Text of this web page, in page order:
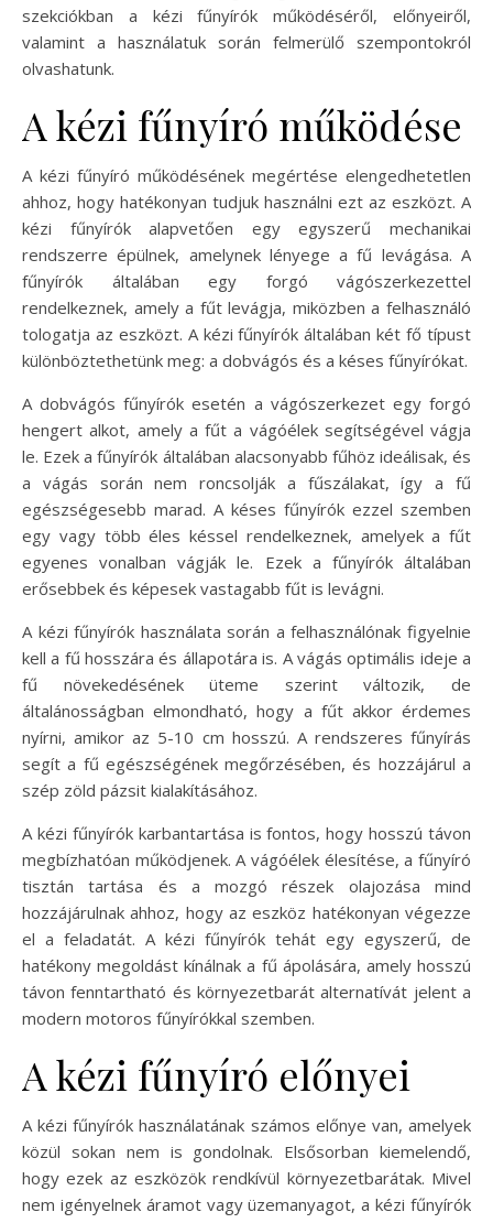
szekciókban a kézi fűnyírók működéséről, előnyeiről,
valamint a használatuk során felmerülő szempontokról
olvashatunk.
A kézi fűnyíró működése
A kézi fűnyíró működésének megértése elengedhetetlen
ahhoz, hogy hatékonyan tudjuk használni ezt az eszközt. A
kézi fűnyírók alapvetően egy egyszerű mechanikai
rendszerre épülnek, amelynek lényege a fű levágása. A
fűnyírók általában egy forgó vágószerkezettel
rendelkeznek, amely a fűt levágja, miközben a felhasználó
tologatja az eszközt. A kézi fűnyírók általában két fő típust
különböztethetünk meg: a dobvágós és a késes fűnyírókat.
A dobvágós fűnyírók esetén a vágószerkezet egy forgó
hengert alkot, amely a fűt a vágóélek segítségével vágja
le. Ezek a fűnyírók általában alacsonyabb fűhöz ideálisak, és
a vágás során nem roncsolják a fűszálakat, így a fű
egészségesebb marad. A késes fűnyírók ezzel szemben
egy vagy több éles késsel rendelkeznek, amelyek a fűt
egyenes vonalban vágják le. Ezek a fűnyírók általában
erősebbek és képesek vastagabb fűt is levágni.
A kézi fűnyírók használata során a felhasználónak figyelnie
kell a fű hosszára és állapotára is. A vágás optimális ideje a
fű növekedésének üteme szerint változik, de
általánosságban elmondható, hogy a fűt akkor érdemes
nyírni, amikor az 5-10 cm hosszú. A rendszeres fűnyírás
segít a fű egészségének megőrzésében, és hozzájárul a
szép zöld pázsit kialakításához.
A kézi fűnyírók karbantartása is fontos, hogy hosszú távon
megbízhatóan működjenek. A vágóélek élesítése, a fűnyíró
tisztán tartása és a mozgó részek olajozása mind
hozzájárulnak ahhoz, hogy az eszköz hatékonyan végezze
el a feladatát. A kézi fűnyírók tehát egy egyszerű, de
hatékony megoldást kínálnak a fű ápolására, amely hosszú
távon fenntartható és környezetbarát alternatívát jelent a
modern motoros fűnyírókkal szemben.
A kézi fűnyíró előnyei
A kézi fűnyírók használatának számos előnye van, amelyek
közül sokan nem is gondolnak. Elsősorban kiemelendő,
hogy ezek az eszközök rendkívül környezetbarátak. Mivel
nem igényelnek áramot vagy üzemanyagot, a kézi fűnyírók